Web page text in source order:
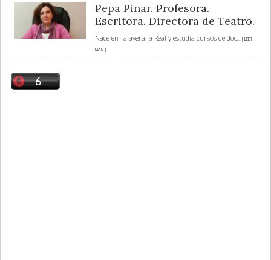
Pepa Pinar. Profesora.
Escritora. Directora de Teatro.
Nace en Talavera la Real y estudia cursos de doc... [ LEER
MÁS ]